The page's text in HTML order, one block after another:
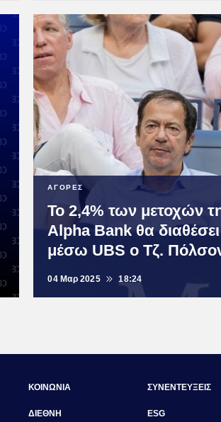
ΑΓΟΡΕΣ
Το 2,4% των μετοχών
Alpha Bank θα διαθέσει
μέσω UBS ο Τζ.
04 Μαρ 2025 18:24
ΚΟΙΝΩΝΙΑ
ΔΙΕΘΝΗ
ΣΥΝΕΝΤΕΥΞΕΙΣ
ESG